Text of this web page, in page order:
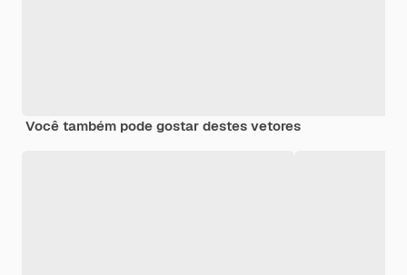
Você também pode gostar destes vetores